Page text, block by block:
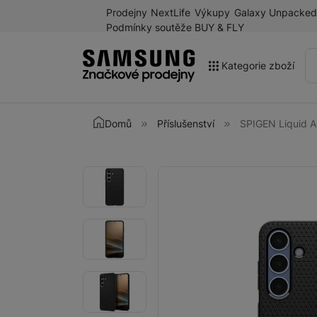
Prodejny NextLife Výkupy Galaxy Unpacked
Podmínky soutěže BUY & FLY
Kategorie zboží
Akce
Galaxy Z Fold8 a další
novinky léta 2026
Mobilní telefony
Chytré hodinky
Tablety
Sluchátka
Domů Příslušenství SPIGEN Liquid
Fotografie